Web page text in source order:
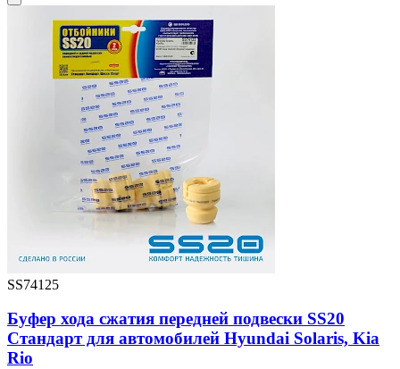
SS74125
Буфер хода сжатия передней подвески SS20
Стандарт для автомобилей Hyundai Solaris, Kia
Rio